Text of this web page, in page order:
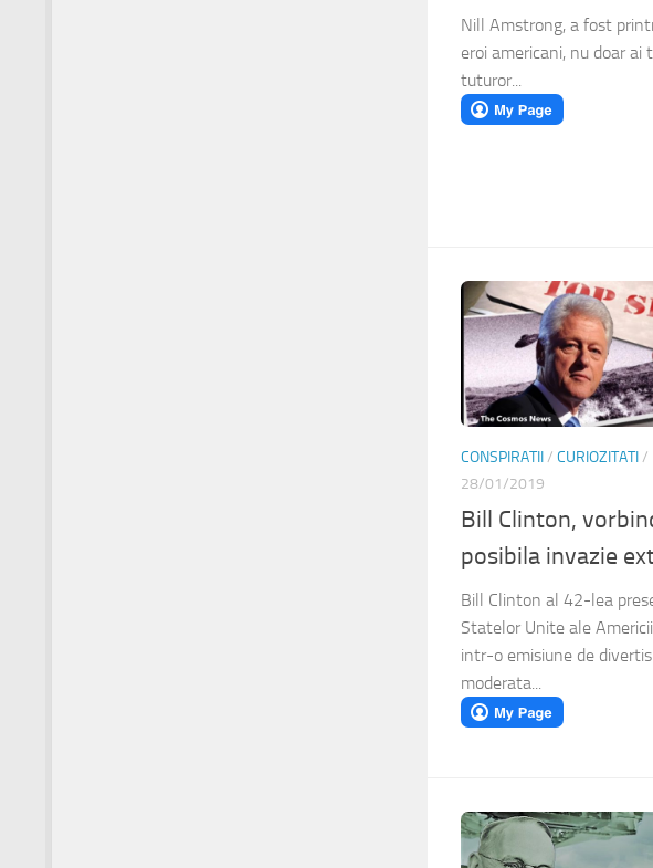
Nill Amstrong, a fost
eroi americani, nu doar ai
tuturor...
CONSPIRATII/ CURIOZITATI/
28/01/2019
Bill Clinton,
posibila invazie
Bill Clinton al 42-lea
Statelor Unite ale
intr-o emisiune de
moderata...